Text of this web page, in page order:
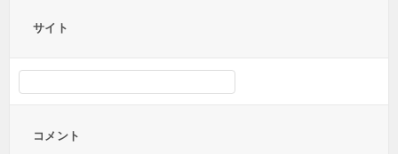
サイト
コメント